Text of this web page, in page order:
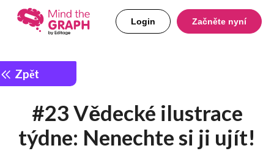
Login Začněte nyní
Zpět
#23 Vědecké ilustrace
týdne: Nenechte si ji ujít!